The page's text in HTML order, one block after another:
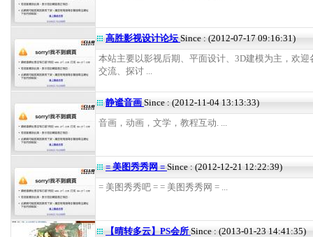
高胜影视设计论坛Since : (2012-07-17 09:16:31)
本站主要以影视后期、平面设计、3D建模为主，欢迎
交流、探讨 ...
静谧音画 Since : (2012-11-04 13:13:33)
音画，动画，文学，教程互动. ...
= 美图秀秀网 = Since : (2012-12-21 12:22:39)
= 美图秀秀吧 = = 美图秀秀网 = ...
【晴转多云】PS会所 Since : (2013-01-23 14:41:35)